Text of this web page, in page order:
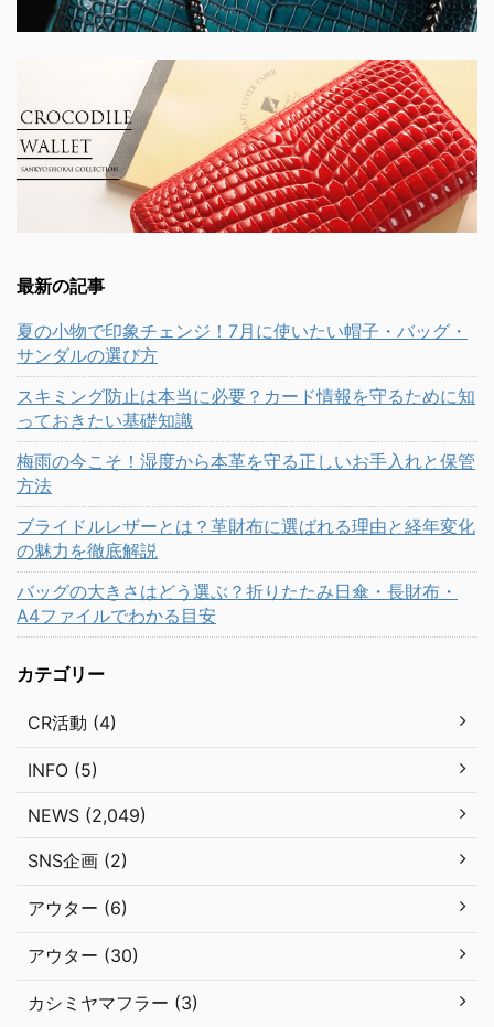
最新の記事
夏の小物で印象チェンジ！7月に使いたい帽子・バッグ・
サンダルの選び方
スキミング防止は本当に必要？カード情報を守るために知
っておきたい基礎知識
梅雨の今こそ！湿度から本革を守る正しいお手入れと保管
方法
ブライドルレザーとは？革財布に選ばれる理由と経年変化
の魅力を徹底解説
バッグの大きさはどう選ぶ？折りたたみ日傘・長財布・
A4ファイルでわかる目安
カテゴリー
CR活動 (4)
INFO (5)
NEWS (2,049)
SNS企画 (2)
アウター (6)
アウター (30)
カシミヤマフラー (3)